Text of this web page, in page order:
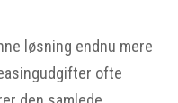
løsning endnu mere
ofte